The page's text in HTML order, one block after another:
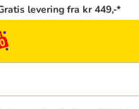
levering fra kr 449,-*